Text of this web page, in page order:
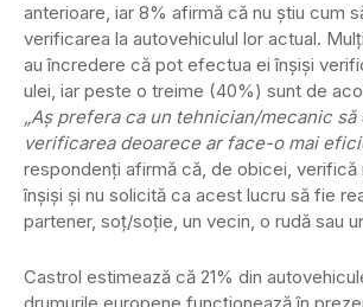
anterioare, iar 8% afirmă că nu știu cum
verificarea la autovehiculul lor actual.
au încredere că pot efectua ei înșiși
ulei, iar peste o treime (40%) sunt de
„Aș prefera ca un tehnician/mecanic
verificarea deoarece ar face-o mai
respondenți afirmă că, de obicei, verifică
înșiși și nu solicită ca acest lucru să fie
partener, soț/soție, un vecin, o rudă sau
Castrol estimează că 21% din